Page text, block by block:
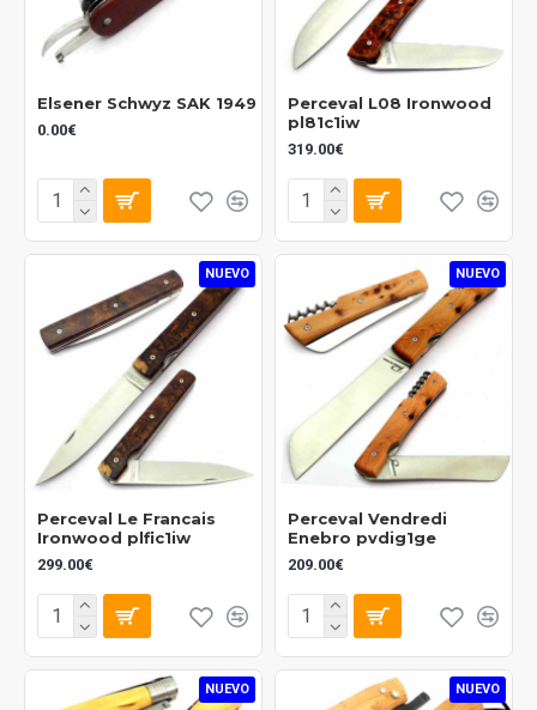
Elsener Schwyz SAK 1949
0.00€
Perceval L08 Ironwood
pl81c1iw
319.00€
NUEVO
Perceval Le Francais
Ironwood plfic1iw
299.00€
NUEVO
Perceval Vendredi
Enebro pvdig1ge
209.00€
NUEVO NUEVO